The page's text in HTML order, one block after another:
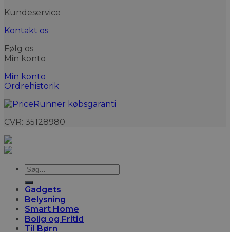
Kundeservice
Kontakt os
Følg os
Min konto
Min konto
Ordrehistorik
CVR: 35128980
Søg
efter:
Gadgets
Belysning
Smart Home
Bolig og Fritid
Til Børn